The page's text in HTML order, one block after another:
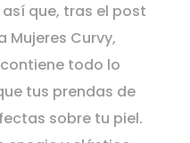
que, tras el post
Mujeres Curvy,
todo lo
tus prendas de
sobre tu piel.